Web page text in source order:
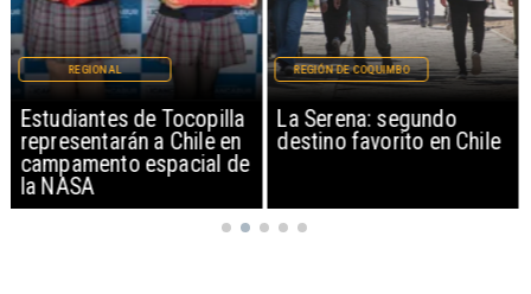
Estudiantes de Tocopilla
representarán a Chile en
campamento espacial de
la NASA
REGIONAL
La Serena: segundo
destino favorito en Chile
REGIÓN DE COQUIMBO